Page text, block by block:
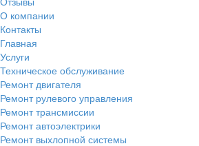
О компании
Контакты
Главная
Услуги
Техническое обслуживание
Ремонт двигателя
Ремонт рулевого управления
Ремонт трансмиссии
Ремонт автоэлектрики
Ремонт выхлопной системы